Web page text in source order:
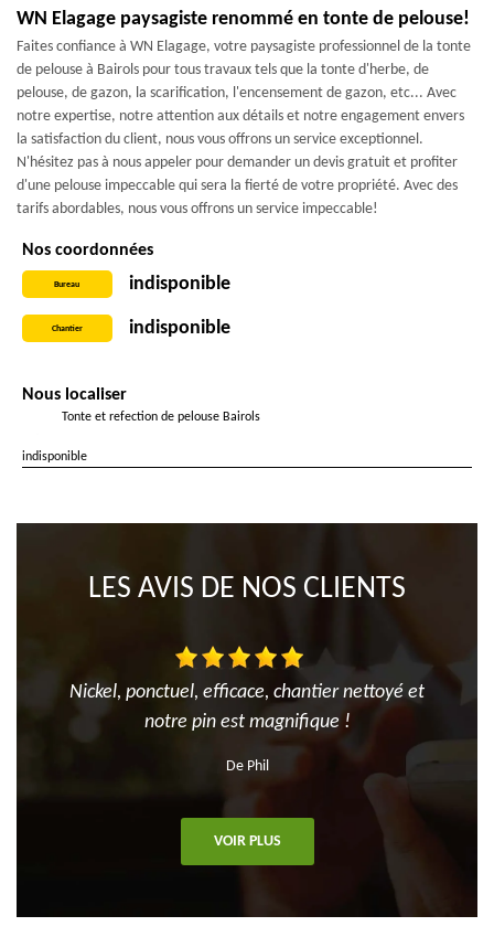
WN Elagage paysagiste renommé en tonte de pelouse!
Faites confiance à WN Elagage, votre paysagiste professionnel de la tonte
de pelouse à Bairols pour tous travaux tels que la tonte d'herbe, de
pelouse, de gazon, la scarification, l'encensement de gazon, etc... Avec
notre expertise, notre attention aux détails et notre engagement envers
la satisfaction du client, nous vous offrons un service exceptionnel.
N'hésitez pas à nous appeler pour demander un devis gratuit et profiter
d'une pelouse impeccable qui sera la fierté de votre propriété. Avec des
tarifs abordables, nous vous offrons un service impeccable!
Nos coordonnées
Bureau indisponible
Chantier indisponible
Nous localiser
Tonte et refection de pelouse Bairols
indisponible
LES AVIS DE NOS CLIENTS
Nickel, ponctuel, efficace, chantier nettoyé et
notre pin est magnifique !
De Phil
VOIR PLUS